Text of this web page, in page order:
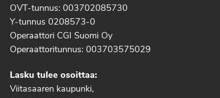
OVT-tunnus: 003702085730
Y-tunnus 0208573-0
Operaattori CGI Suomi Oy
Operaattoritunnus: 003703575029
Lasku tulee osoittaa:
Viitasaaren kaupunki,